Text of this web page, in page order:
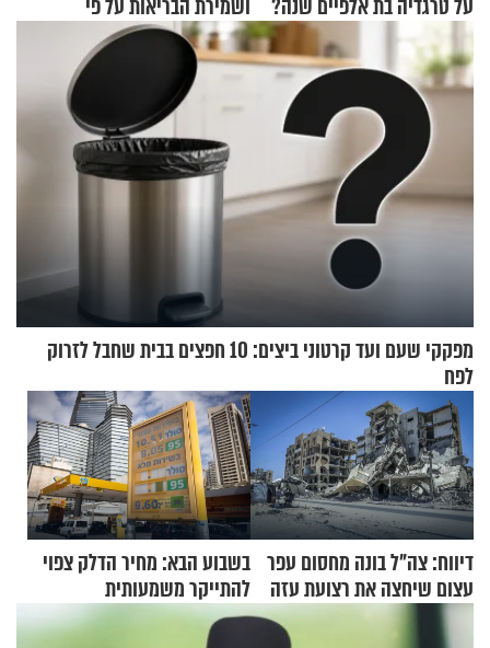
על טרגדיה בת אלפיים שנה?
ושמירת הבריאות על פי
הרמב"ם - פרק 18
מפקקי שעם ועד קרטוני ביצים: 10 חפצים בבית שחבל לזרוק
לפח
דיווח: צה"ל בונה מחסום עפר
עצום שיחצה את רצועת עזה
בשבוע הבא: מחיר הדלק צפוי
להתייקר משמעותית